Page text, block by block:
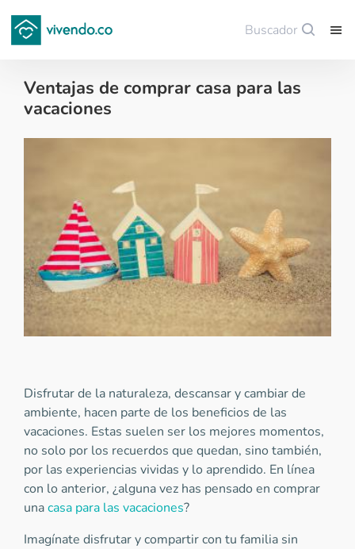
Buscador
Ventajas de comprar casa para las
vacaciones
Disfrutar de la naturaleza, descansar y cambiar de
ambiente, hacen parte de los beneficios de las
vacaciones. Estas suelen ser los mejores momentos,
no solo por los recuerdos que quedan, sino también,
por las experiencias vividas y lo aprendido. En línea
con lo anterior, ¿alguna vez has pensado en comprar
unacasa para las vacaciones?
Imagínate disfrutar y compartir con tu familia sin
Guardar